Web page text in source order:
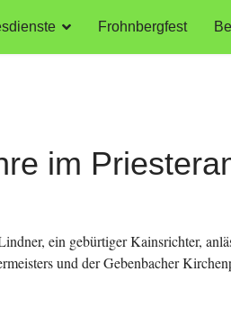
Frohnbergfest
im
ein gebürtiger Kainsrichter,
und der Gebenbacher